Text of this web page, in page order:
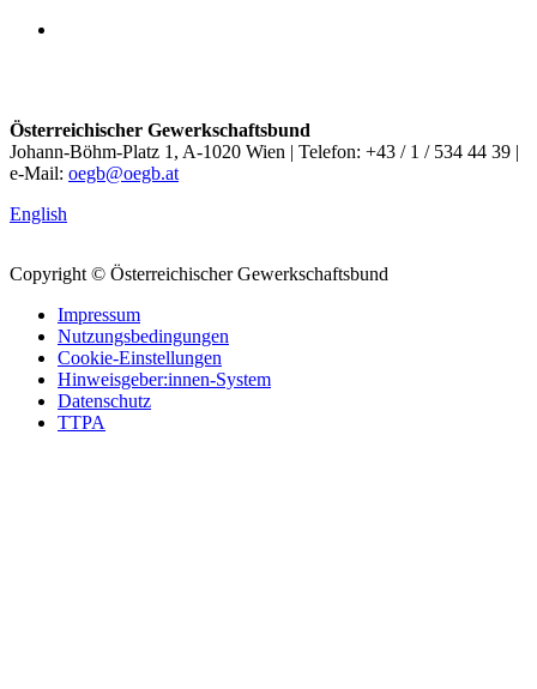
Österreichischer Gewerkschaftsbund
Johann-Böhm-Platz 1, A-1020 Wien | Telefon: +43 / 1 / 534 44 39 |
e-Mail: oegb@oegb.at
English
Copyright © Österreichischer Gewerkschaftsbund
Impressum
Nutzungsbedingungen
Cookie-Einstellungen
Hinweisgeber:innen-System
Datenschutz
TTPA